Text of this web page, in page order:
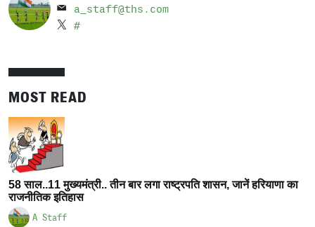
a_staff@ths.com
#
MOST READ
58 साल..11 मुख्यमंत्री.. तीन बार लगा राष्ट्रपति शासन, जानें हरियाणा का
राजनीतिक इतिहास
A Staff